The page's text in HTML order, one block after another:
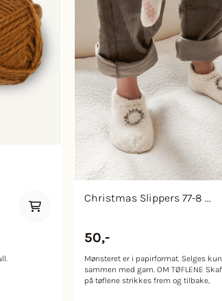
Christmas Slippers 77-8 ...
50,-
Mønsteret er i papirformat. Selges kun
sammen med garn. OM TØFLENE Skaftet
på tøflene strikkes frem og tilbake,